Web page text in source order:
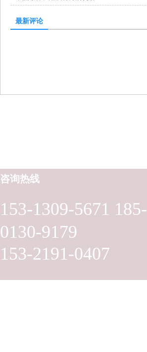
最新评论
153-1309-5671 185-
0130-9179
153-2191-0407
咨询热线